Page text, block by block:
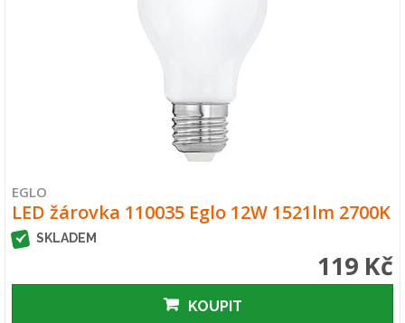
EGLO
LED žárovka 110035 Eglo 12W 1521lm 2700K
SKLADEM
119 Kč
KOUPIT